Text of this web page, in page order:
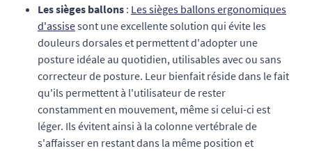
Les sièges ballons : Les sièges ballons ergonomiques
d'assisesont une excellente solution qui évite les
douleurs dorsales et permettent d'adopter une
posture idéale au quotidien, utilisables avec ou sans
correcteur de posture. Leur bienfait réside dans le fait
qu'ils permettent à l'utilisateur de rester
constamment en mouvement, même si celui-ci est
léger. Ils évitent ainsi à la colonne vertébrale de
s'affaisser en restant dans la même position et